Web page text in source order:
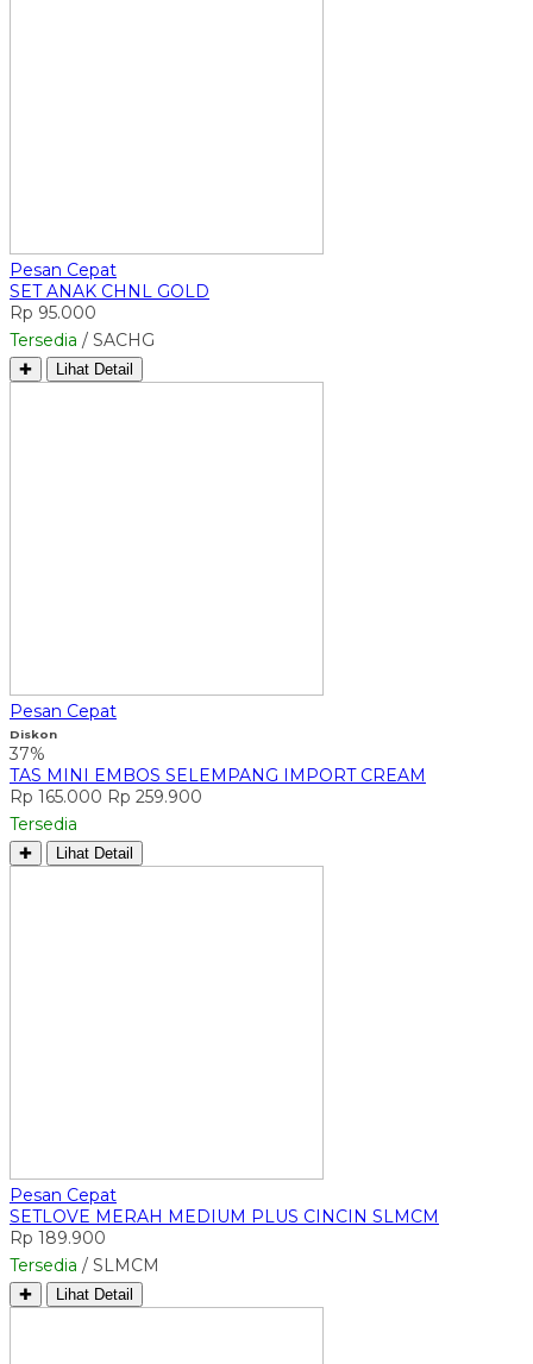
Pesan Cepat
SET ANAK CHNL GOLD
Rp 95.000
Tersedia / SACHG
✚ Lihat Detail
Pesan Cepat
Diskon
37%
TAS MINI EMBOS SELEMPANG IMPORT CREAM
Rp 165.000 Rp 259.900
Tersedia
✚ Lihat Detail
Pesan Cepat
SETLOVE MERAH MEDIUM PLUS CINCIN SLMCM
Rp 189.900
Tersedia / SLMCM
✚ Lihat Detail